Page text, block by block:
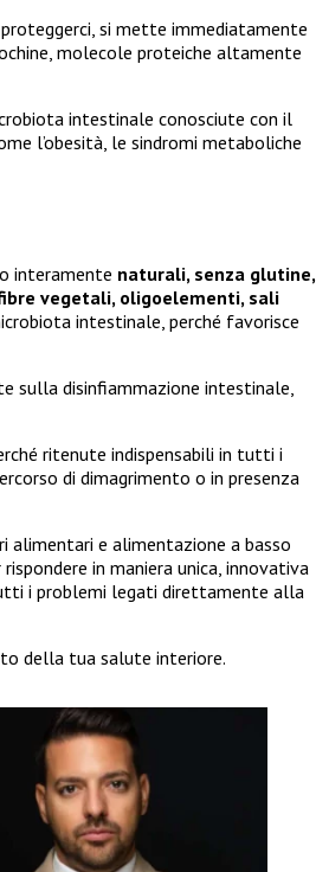
si mette immediatamente
molecole proteiche altamente
intestinale conosciute con il
l’obesità, le sindromi metaboliche
interamente naturali, senza glutine,
vegetali, oligoelementi, sali
intestinale, perché favorisce
sulla disinfiammazione intestinale,
ritenute indispensabili in tutti i
di dimagrimento o in presenza
alimentari e alimentazione a basso
in maniera unica, innovativa
i problemi legati direttamente alla
della tua salute interiore.